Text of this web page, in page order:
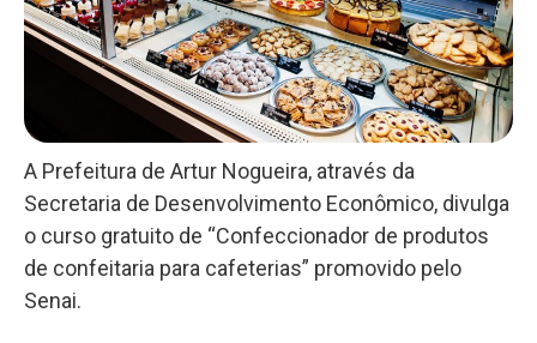
A Prefeitura de Artur Nogueira, através da
Secretaria de Desenvolvimento Econômico, divulga
o curso gratuito de “Confeccionador de produtos
de confeitaria para cafeterias” promovido pelo
Senai.